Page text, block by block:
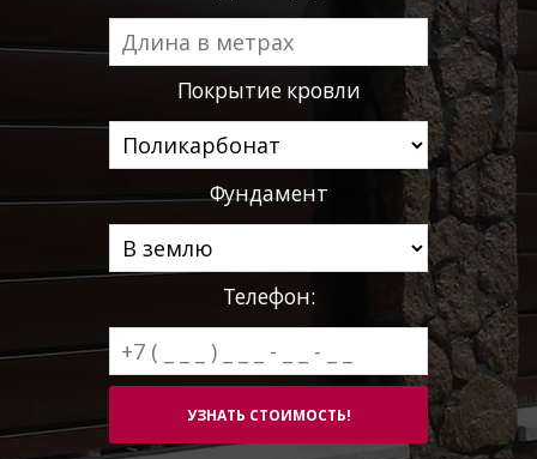
Покрытие кровли
Фундамент
Телефон: